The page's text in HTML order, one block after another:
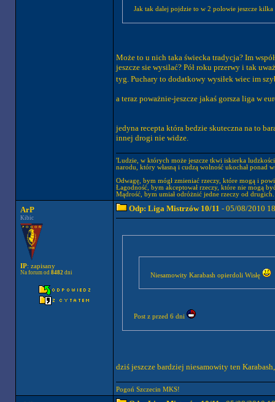
Jak tak dalej pojdzie to w 2 polowie jeszcze kilka
Może to u nich taka świecka tradycja? Im
jeszcze sie wysilać? Pół roku przerwy i tak
tyg. Puchary to dodatkowy wysiłek wiec im
a teraz poważnie-jeszcze jakaś gorsza liga w
jedyna recepta która bedzie skuteczna na to
innej drogi nie widze.
'Ludzie, w których może jeszcze tkwi iskierka
narodu, który własną i cudzą wolność ukochał ponad
Odwagę, bym mógł zmieniać rzeczy, które mogą i
Łagodność, bym akceptował rzeczy, które nie mogą
Mądrość, bym umiał odróżnić jedne rzeczy od drugich.
ArP
Kibic
IP: zapisany
Na forum od 8482dni
Odp: Liga Mistrzów 10/11 - 05/08/2010
Niesamowity Karabash opierdoli Wisłę
Post z przed 6 dni
dziś jeszcze bardziej niesamowity ten
Pogoń Szczecin MKS!